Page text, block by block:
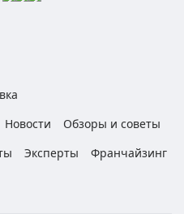
Новости
Обзоры и советы
Эксперты
Франчайзинг